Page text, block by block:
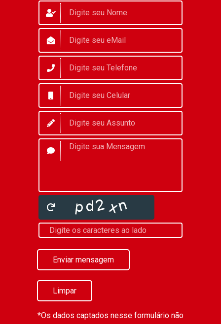
Enviar mensagem
Limpar
*Os dados captados nesse formulário não